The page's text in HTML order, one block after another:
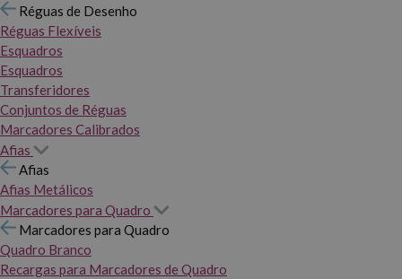
Réguas de Desenho
Réguas Flexíveis
Esquadros
Esquadros
Transferidores
Conjuntos de Réguas
Marcadores Calibrados
Afias
Afias
Afias Metálicos
Marcadores para Quadro
Marcadores para Quadro
Quadro Branco
Recargas para Marcadores de Quadro